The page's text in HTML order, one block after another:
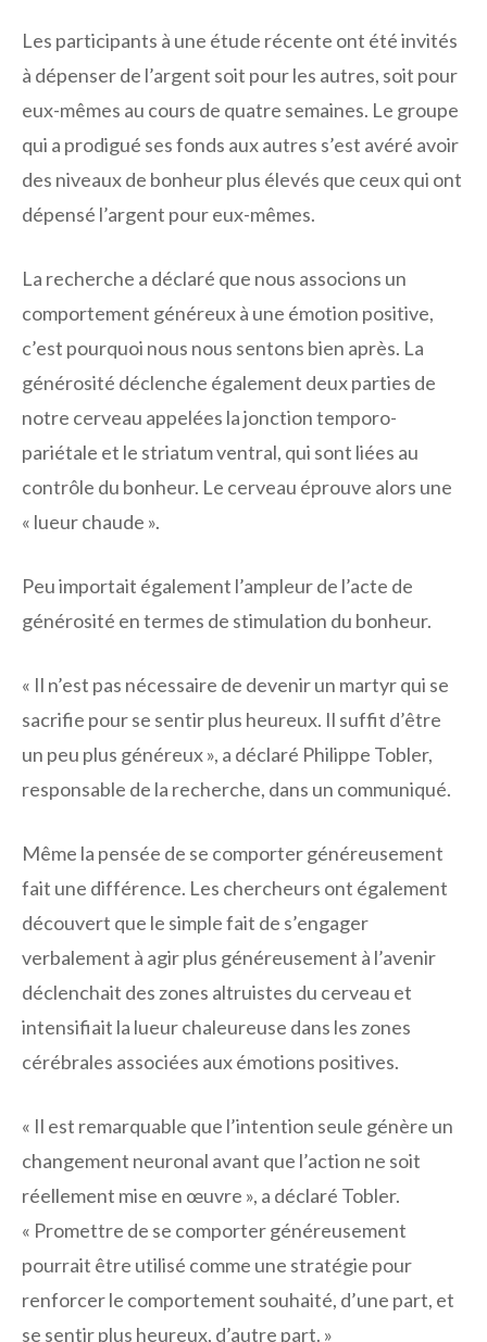
Les participants à une étude récente ont été invités
à dépenser de l’argent soit pour les autres, soit pour
eux-mêmes au cours de quatre semaines. Le groupe
qui a prodigué ses fonds aux autres s’est avéré avoir
des niveaux de bonheur plus élevés que ceux qui ont
dépensé l’argent pour eux-mêmes.
La recherche a déclaré que nous associons un
comportement généreux à une émotion positive,
c’est pourquoi nous nous sentons bien après. La
générosité déclenche également deux parties de
notre cerveau appelées la jonction temporo-
pariétale et le striatum ventral, qui sont liées au
contrôle du bonheur. Le cerveau éprouve alors une
« lueur chaude ».
Peu importait également l’ampleur de l’acte de
générosité en termes de stimulation du bonheur.
« Il n’est pas nécessaire de devenir un martyr qui se
sacrifie pour se sentir plus heureux. Il suffit d’être
un peu plus généreux », a déclaré Philippe Tobler,
responsable de la recherche, dans un communiqué.
Même la pensée de se comporter généreusement
fait une différence. Les chercheurs ont également
découvert que le simple fait de s’engager
verbalement à agir plus généreusement à l’avenir
déclenchait des zones altruistes du cerveau et
intensifiait la lueur chaleureuse dans les zones
cérébrales associées aux émotions positives.
« Il est remarquable que l’intention seule génère un
changement neuronal avant que l’action ne soit
réellement mise en œuvre », a déclaré Tobler.
« Promettre de se comporter généreusement
pourrait être utilisé comme une stratégie pour
renforcer le comportement souhaité, d’une part, et
se sentir plus heureux, d’autre part. »